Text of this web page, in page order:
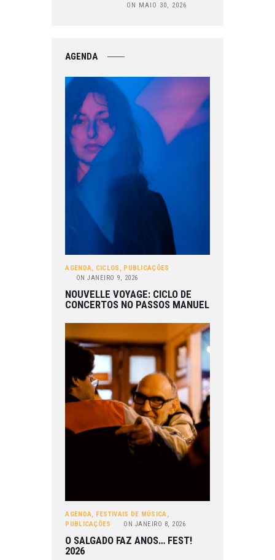
ON MAIO 30, 2026
AGENDA
AGENDA, CICLOS , PUBLICAÇÕES
ON JANEIRO 9, 2026
NOUVELLE VOYAGE: CICLO DE
CONCERTOS NO PASSOS MANUEL
AGENDA, FESTIVAIS DE MÚSICA,
PUBLICAÇÕES
ON JANEIRO 8, 2026
O SALGADO FAZ ANOS… FEST!
2026